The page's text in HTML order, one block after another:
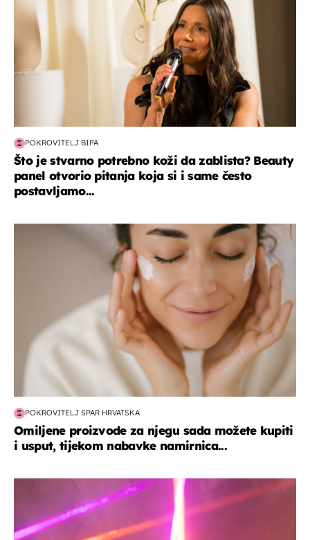
POKROVITELJ BIPA
Što je stvarno potrebno koži da zablista? Beauty
panel otvorio pitanja koja si i same često
postavljamo...
moda & ljepota
POKROVITELJ SPAR HRVATSKA
Omiljene proizvode za njegu sada možete kupiti
i usput, tijekom nabavke namirnica...